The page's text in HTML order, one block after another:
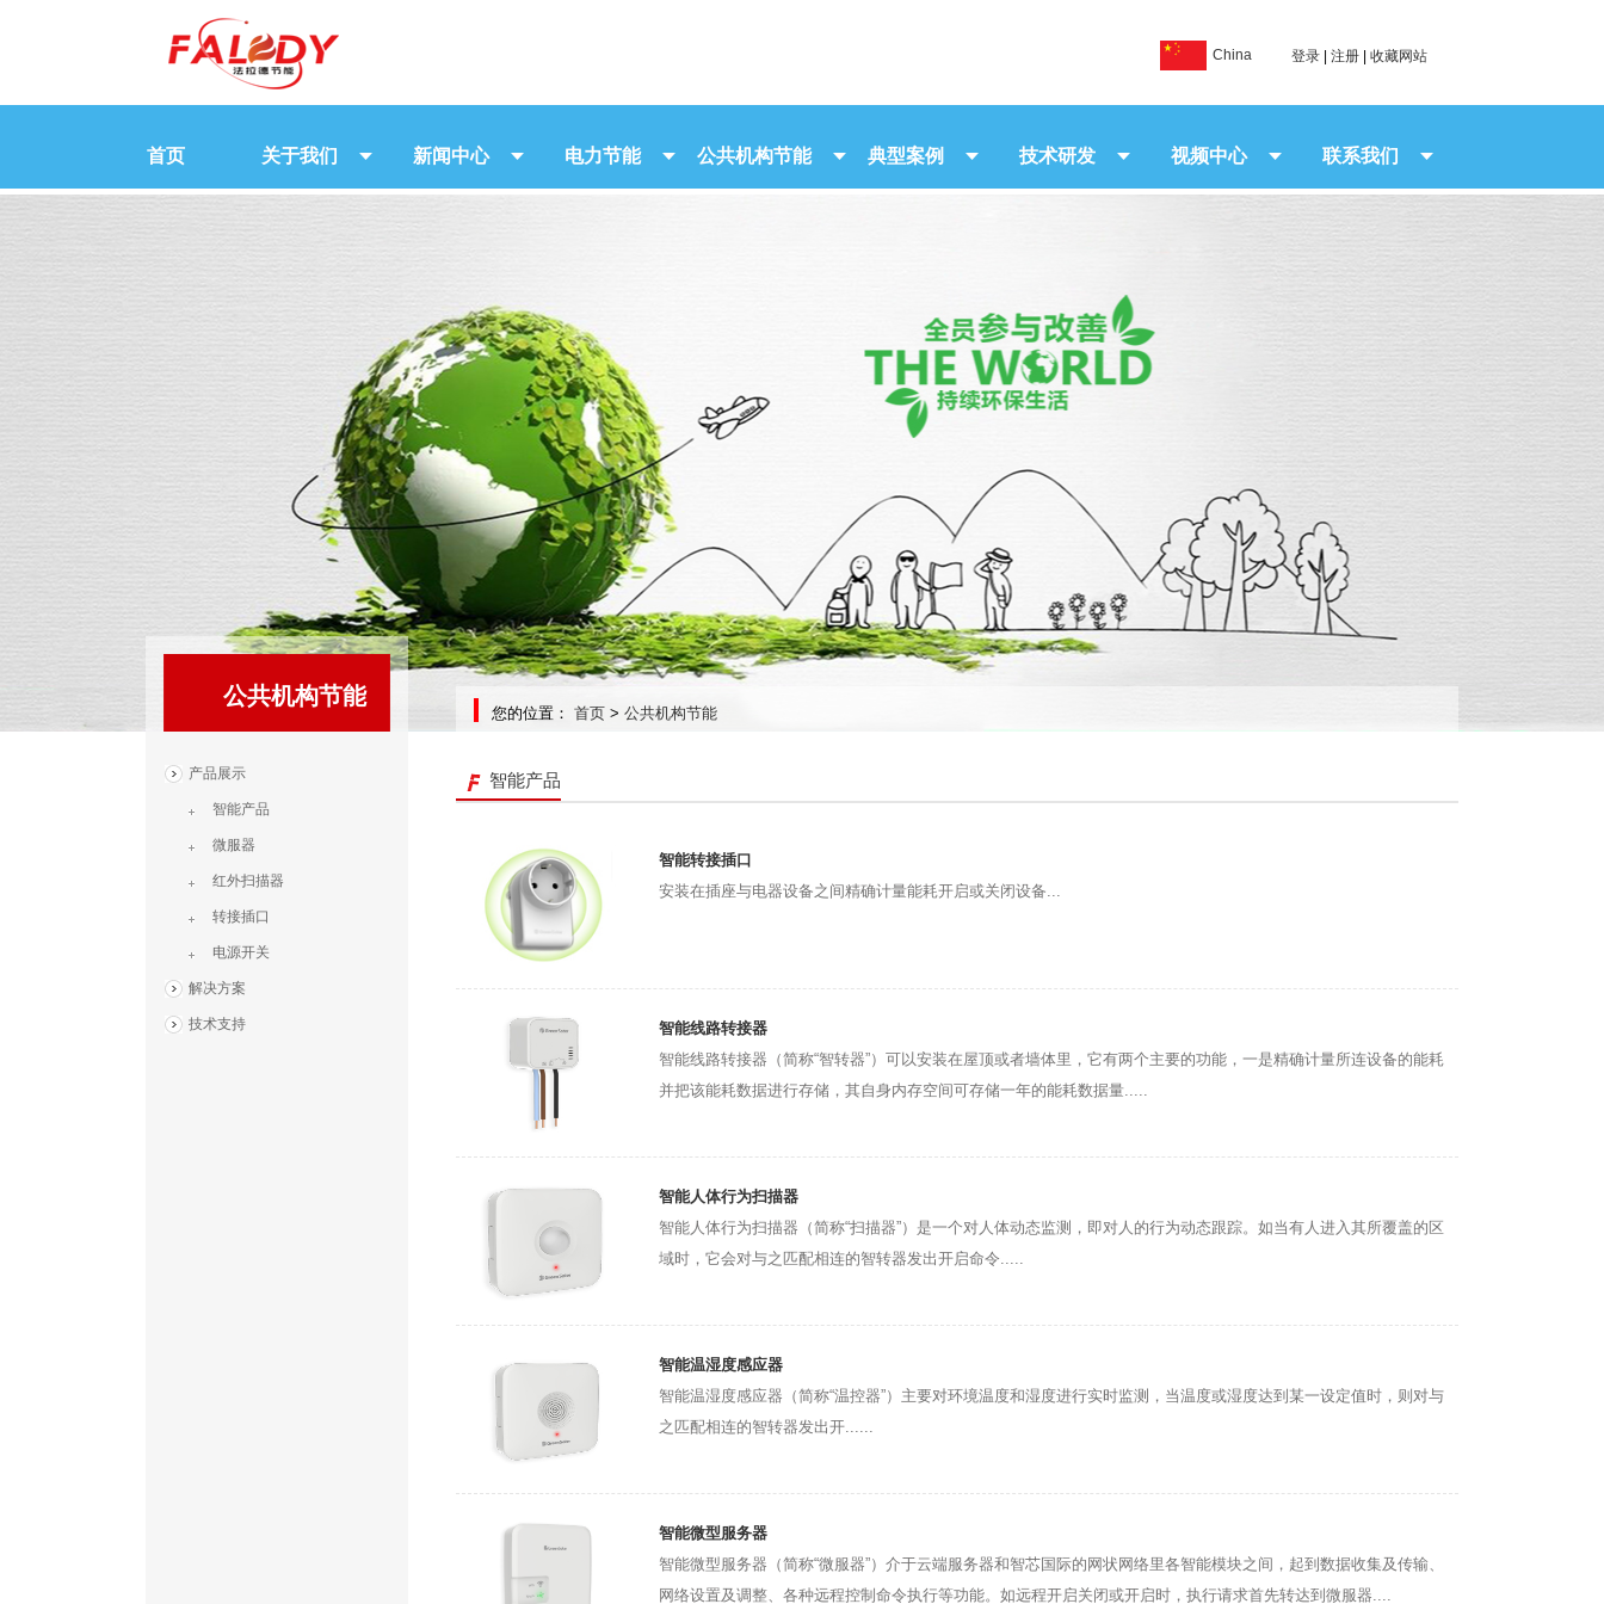
China 登录 注册 收藏网站
首页 关于我们 新闻中心 电力节能 公共机构节能 典型案例 技术研发 视频中心 联系我们
公共机构节能
您的位置： 首页 > 公共机构节能
产品展示
智能产品
微服器
红外扫描器
转接插口
电源开关
解决方案
技术支持
智能产品
智能转接插口
安装在插座与电器设备之间精确计量能耗开启或关闭设备...
智能线路转接器
智能线路转接器（简称“智转器”）可以安装在屋顶或者墙体里，它有两个主要的功能，一是精确计量所连设备的能耗
并把该能耗数据进行存储，其自身内存空间可存储一年的能耗数据量.....
智能人体行为扫描器
智能人体行为扫描器（简称“扫描器”）是一个对人体动态监测，即对人的行为动态跟踪。如当有人进入其所覆盖的区
域时，它会对与之匹配相连的智转器发出开启命令.....
智能温湿度感应器
智能温湿度感应器（简称“温控器”）主要对环境温度和湿度进行实时监测，当温度或湿度达到某一设定值时，则对与
之匹配相连的智转器发出开......
智能微型服务器
智能微型服务器（简称“微服器”）介于云端服务器和智芯国际的网状网络里各智能模块之间，起到数据收集及传输、
网络设置及调整、各种远程控制命令执行等功能。如远程开启关闭或开启时，执行请求首先转达到微服器....